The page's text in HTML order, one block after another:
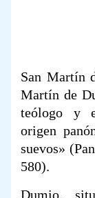
San Martín
Martín de
teólogo y
origen
suevos»
580).
Dumio,